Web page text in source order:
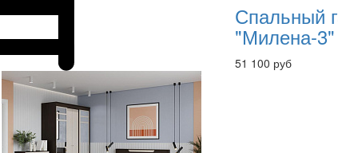
Спальный
"Милена-3"
51 100 руб